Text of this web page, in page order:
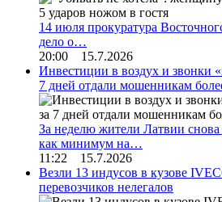
14 июля прокуратура
дело о…
20:00 15.7.2026
Инвестиции в воздух и звонки
7 дней отдали мошенникам
За неделю жители Латвии снова
как минимум на…
11:22 15.7.2026
Везли 13 индусов в кузове
перевозчиков нелегалов